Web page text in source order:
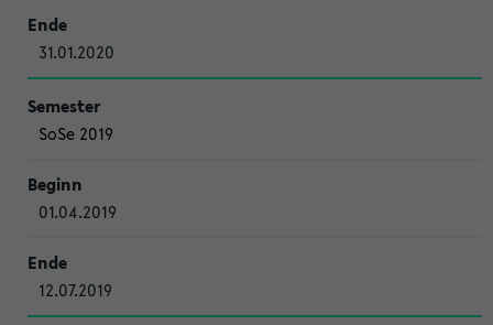
31.01.2020
SoSe 2019
01.04.2019
12.07.2019